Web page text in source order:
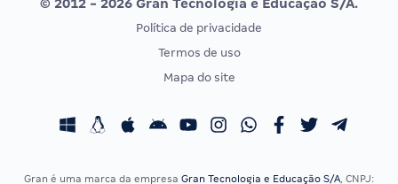
Vunesp
CONCURSOS POR PROFISSÃO
Concursos Fiscais
EXAME DE ORDEM
Calendário OAB
© 2012 - 2026 Gran Tecnologia e Educação S/A.
Política de privacidade
Termos de uso
Mapa do site
Gran é uma marca da empresa Gran Tecnologia e Educação S/A, CNPJ: